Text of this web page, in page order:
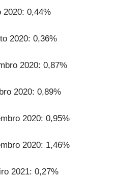
2020: 0,44%
2020: 0,36%
2020: 0,87%
2020: 0,89%
2020: 0,95%
2020: 1,46%
2021: 0,27%